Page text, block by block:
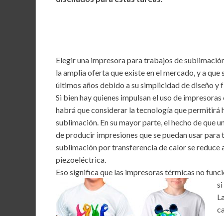
k
er
p
Elegir una impresora para trabajos de
la amplia oferta que existe en el mercado, y a que
últimos años debido a su simplicidad de diseño y
Si bien hay quienes impulsan el uso de impresoras
habrá que considerar la tecnología que permitirá
sublimación. En su mayor parte, el hecho de que
de producir impresiones que se puedan usar para
sublimación por transferencia de calor se reduce
piezoeléctrica.
Eso significa que las impresoras térmicas no
si